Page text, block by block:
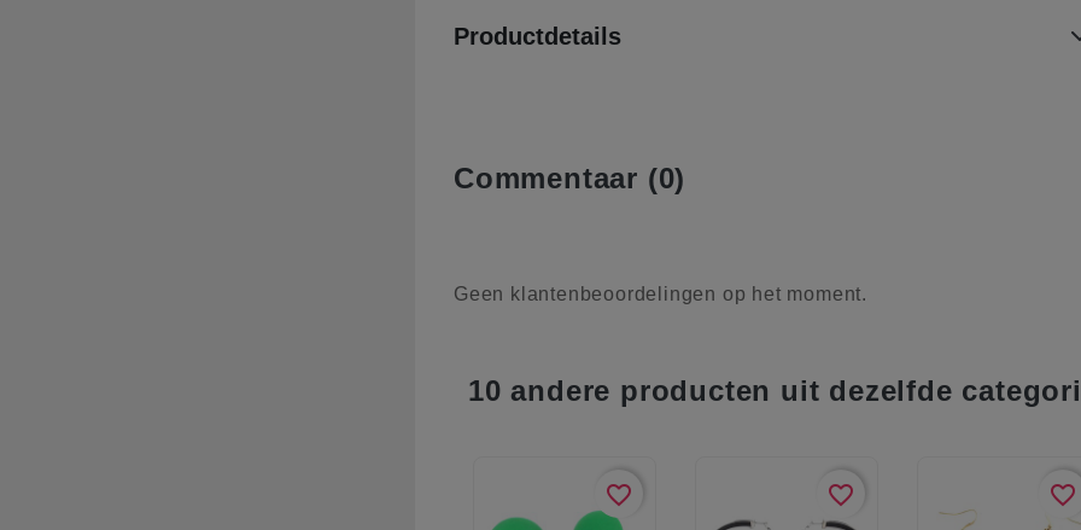
Productdetails
Commentaar (0)
Geen klantenbeoordelingen op het moment.
10 andere producten uit dezelfde
favorite_border favorite_border favorite_border